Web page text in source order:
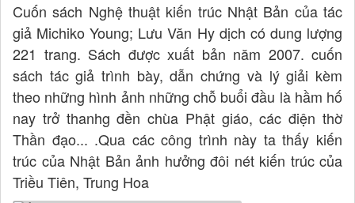
Cuốn sách Nghệ thuật kiến trúc Nhật Bản của tác
giả Michiko Young; Lưu Văn Hy dịch có dung lượng
221 trang. Sách được xuất bản năm 2007. cuốn
sách tác giả trình bày, dẫn chứng và lý giải kèm
theo những hình ảnh những chỗ buổi đầu là hầm hố
nay trở thanhg đền chùa Phật giáo, các điện thờ
Thần đạo... .Qua các công trình này ta thấy kiến
trúc của Nhật Bản ảnh hưởng đôi nét kiến trúc của
Triều Tiên, Trung Hoa